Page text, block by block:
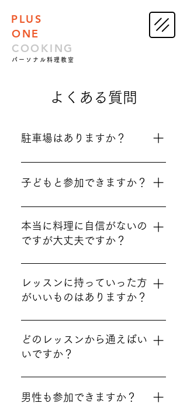
PLUS
ONE
COOKING
パーソナル料理教室
よくある質問
駐車場はありますか？
いいえ。 当店の専用駐車場は
ございませんが、近隣にコイ
でご利用下さい。 土日祝など
は、近隣の学校で試験やイベ
ントがある場合、満車の場合
い。
子どもと参加できますか？
いいえ。 申し訳ございませ
ん。小さなお子様のご参加は
安全面も考えご遠慮しており
本当に料理に自信がないの
ですが大丈夫ですか？
はい。大丈夫です。 教室にこ
られる方の９割以上の方が最
初は同じお悩みで来られてい
く丁寧に行っていますのでご
安心ください。
レッスンに持っていった方
がいいものはありますか？
はい。 エプロンとハンドタオ
ル、筆記用具、持ち帰り容器
をお持ちください。その他注
どのレッスンから通えばい
いですか？
どのレッスンからでも可能で
すが、特にお料理が苦手な方
男性も参加できますか？